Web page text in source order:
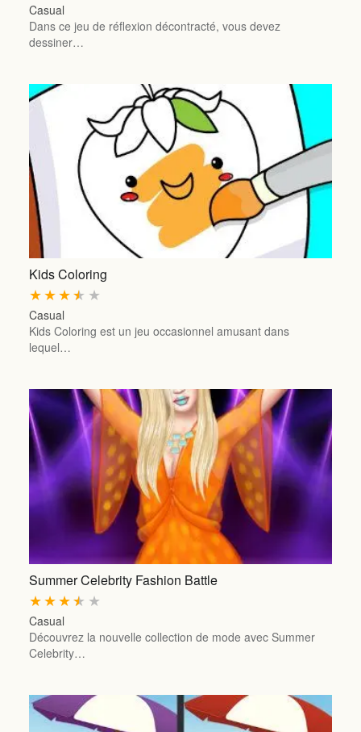
Casual
Dans ce jeu de réflexion décontracté, vous devez
dessiner…
Kids Coloring
★
★
★
★
★
Casual
Kids Coloring est un jeu occasionnel amusant dans
lequel…
Summer Celebrity Fashion Battle
★
★
★
★
★
Casual
Découvrez la nouvelle collection de mode avec Summer
Celebrity…